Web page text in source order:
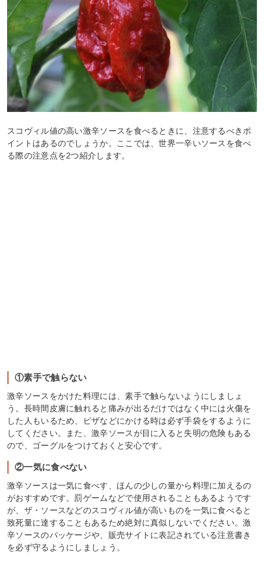
スコヴィル値の高い激辛ソースを食べるときに、注意するべきポ
イントはあるのでしょうか。ここでは、世界一辛いソースを食べ
る際の注意点を2つ紹介します。
①素手で触らない
激辛ソースをかけた料理には、素手で触らないようにしましょ
う。長時間皮膚に触れると痛みが出るだけではなく中には火傷を
した人もいるため、ピザなどにかける時は必ず手袋をするように
してください。また、激辛ソースが目に入ると失明の危険もある
ので、ゴーグルをつけておくと安心です。
②一気に食べない
激辛ソースは一気に食べす、ほんの少しの量から料理に加えるの
がおすすめです。罰ゲームなどで使用されることもあるようです
が、ザ・ソースなどのスコヴィル値が高いものを一気に食べると
致死量に達することもあるため絶対に真似しないでください。激
辛ソースのパッケージや、販売サイトに表記されている注意書き
を必ず守るようにしましょう。